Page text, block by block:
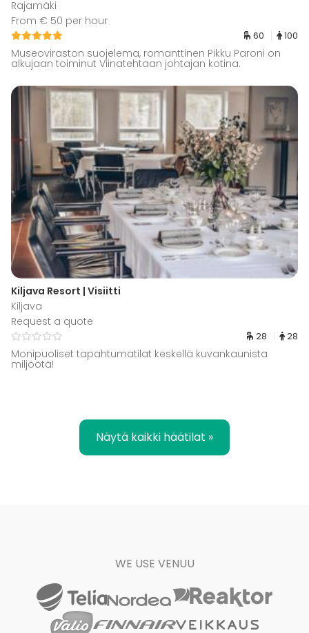
Rajamäki
From € 50 per hour
60 100
Museoviraston suojelema, romanttinen Pikku Paroni on
alkujaan toiminut Viinatehtaan johtajan kotina.
Kiljava Resort | Visiitti
Kiljava
Request a quote
28 28
Monipuoliset tapahtumatilat keskellä kuvankaunista
miljöötä!
Näytä kaikki häätilat »
WE USE VENUU